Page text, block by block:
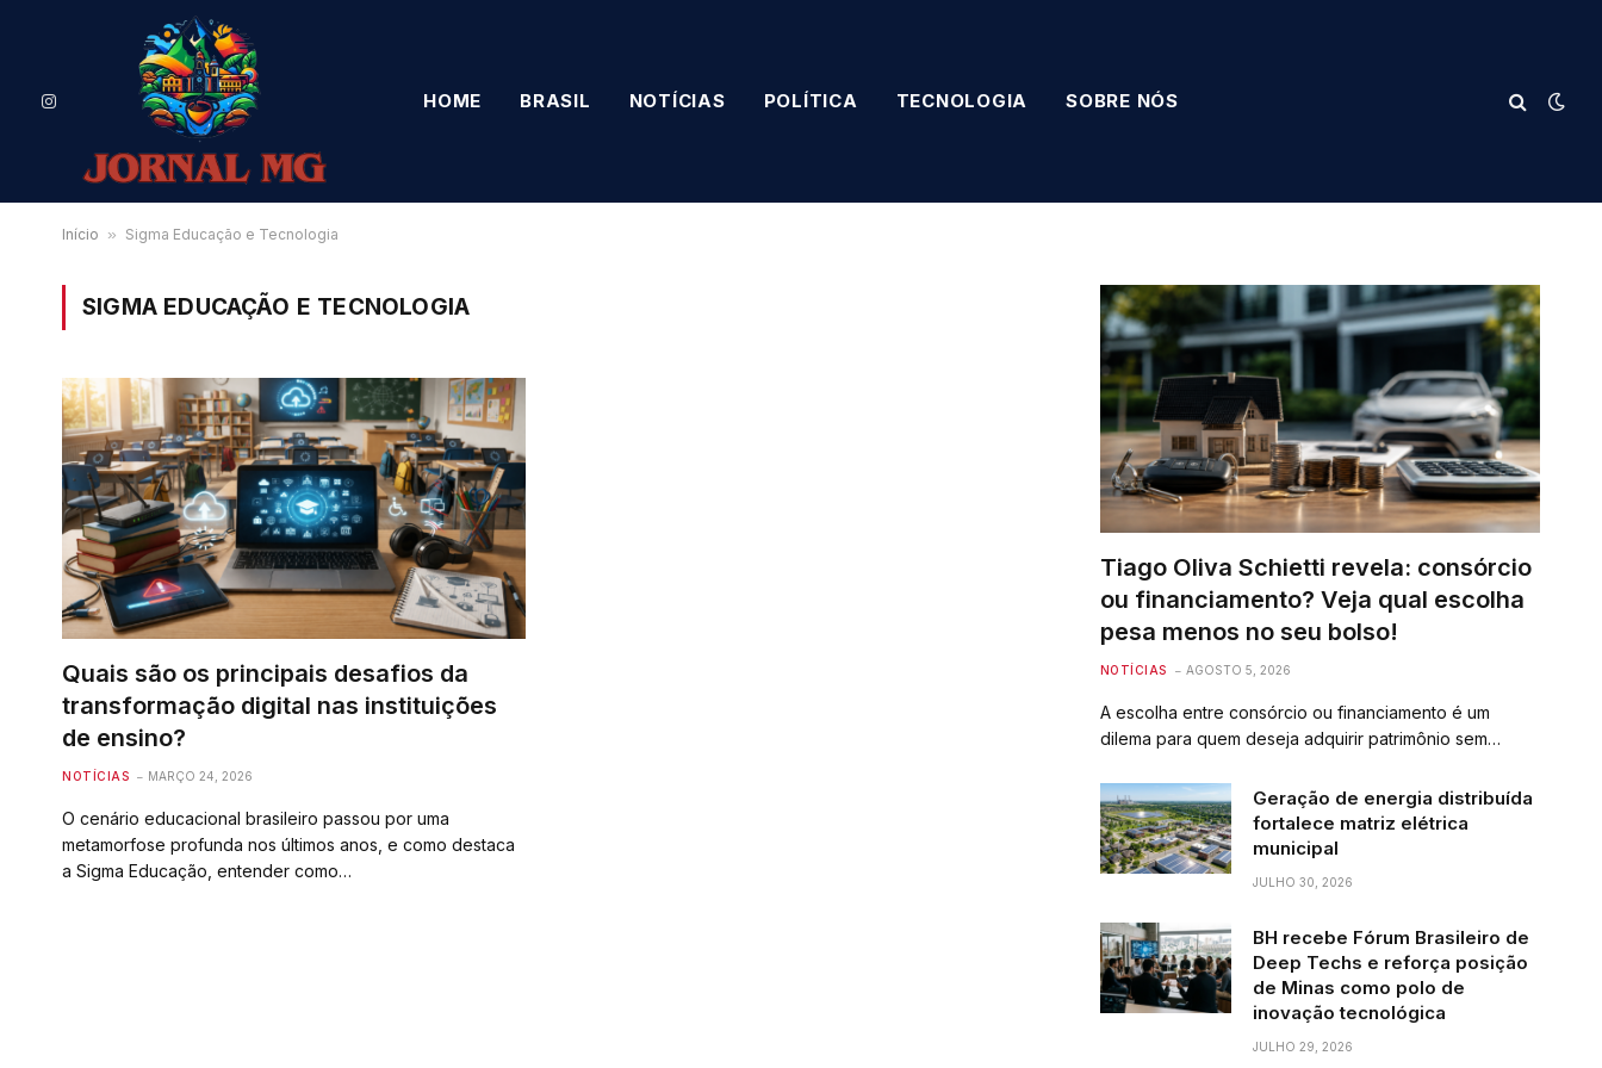
Instagram HOME BRASIL NOTÍCIAS POLÍTICA TECNOLOGIA SOBRE NÓS
Início » Sigma Educação e Tecnologia
SIGMA EDUCAÇÃO E TECNOLOGIA
Quais são os principais desafios da
transformação digital nas instituições
de ensino?
NOTÍCIAS MARÇO 24, 2026
O cenário educacional brasileiro passou por uma
metamorfose profunda nos últimos anos, e como destaca
a Sigma Educação, entender como…
Tiago Oliva Schietti revela: consórcio
ou financiamento? Veja qual escolha
pesa menos no seu bolso!
NOTÍCIAS AGOSTO 5, 2026
A escolha entre consórcio ou financiamento é um
dilema para quem deseja adquirir patrimônio sem…
Geração de energia distribuída
fortalece matriz elétrica
municipal
JULHO 30, 2026
BH recebe Fórum Brasileiro de
Deep Techs e reforça posição
de Minas como polo de
inovação tecnológica
JULHO 29, 2026